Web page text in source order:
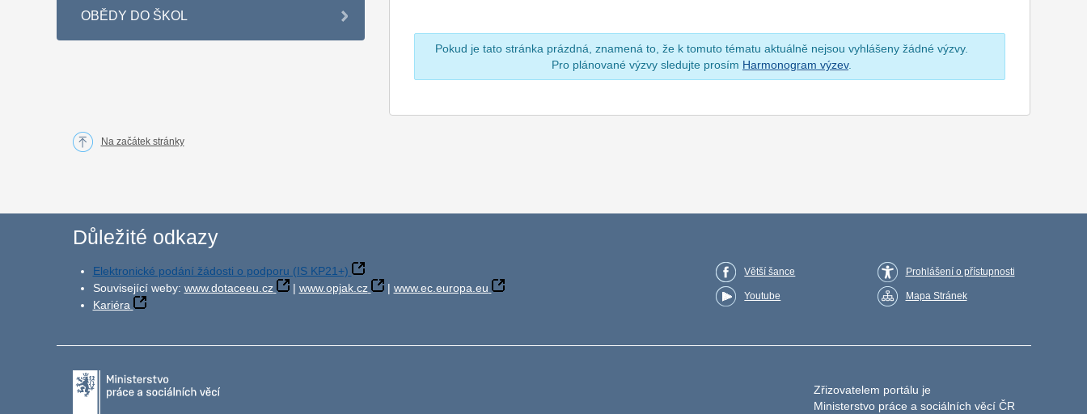
OBĚDY DO ŠKOL
Pokud je tato stránka prázdná, znamená to, že k tomuto tématu aktuálně nejsou vyhlášeny žádné výzvy.
Pro plánované výzvy sledujte prosím Harmonogram výzev.
Na začátek stránky
Důležité odkazy
Elektronické podání žádosti o podporu (IS KP21+)
Související weby: www.dotaceeu.cz | www.opjak.cz | www.ec.europa.eu
Kariéra
Větší šance
Youtube
Prohlášení o přístupnosti
Mapa Stránek
Zřizovatelem portálu je
Ministerstvo práce a sociálních věcí ČR